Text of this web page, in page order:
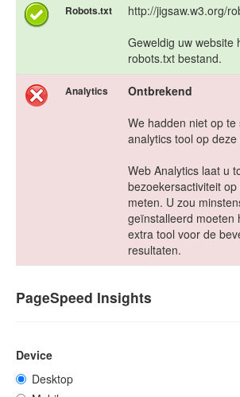
Robots.txt
http://jigsaw.w3.org/
Geweldig uw website
robots.txt bestand.
Analytics
Ontbrekend
We hadden niet op
analytics tool op
Web Analytics laat u
bezoekersactiviteit
meten. U zou
geïnstalleerd moeten
extra tool voor de
resultaten.
PageSpeed Insights
Device
Desktop